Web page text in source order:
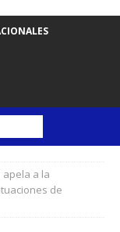
apela a la
de